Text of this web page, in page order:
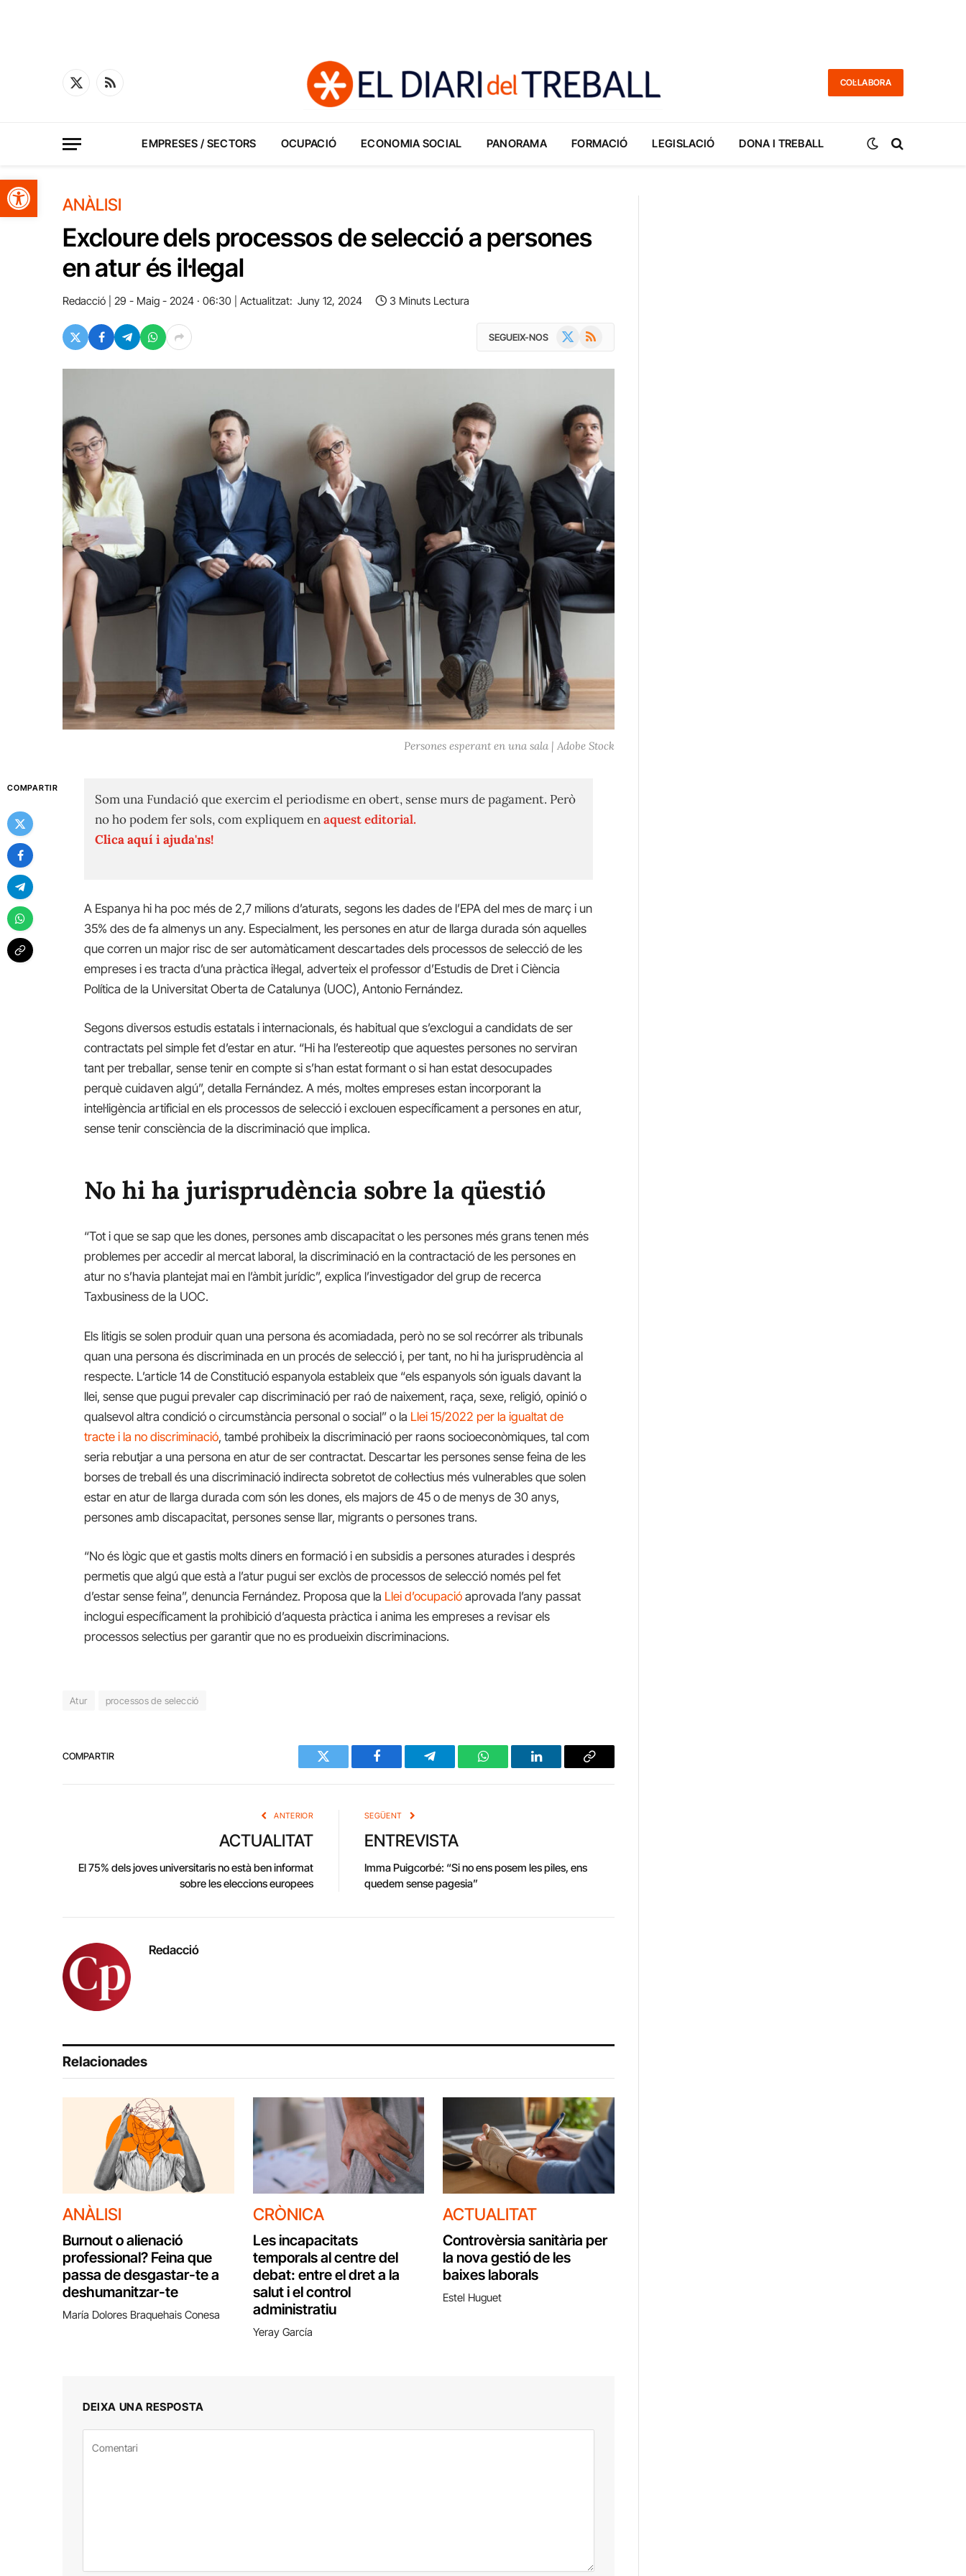
Obre la barra d'eines
X
RSS
COL·LABORA
EMPRESES / SECTORS OCUPACIÓ ECONOMIA SOCIAL PANORAMA FORMACIÓ LEGISLACIÓ DONA I TREBALL
ANÀLISI
Excloure dels processos de selecció a persones
en atur és il·legal
Redacció 29 - Maig - 2024 · 06:30 Actualitzat: Juny 12, 2024 3 Minuts Lectura
SEGUEIX-NOS RSS
Persones esperant en una sala | Adobe Stock
COMPARTIR
Som una Fundació que exercim el periodisme en obert, sense murs de pagament. Però
no ho podem fer sols, com expliquem enaquest editorial.
Clica aquí i ajuda'ns!
A Espanya hi ha poc més de 2,7 milions d’aturats, segons les dades de l’EPA del mes de març i un
35% des de fa almenys un any. Especialment, les persones en atur de llarga durada són aquelles
que corren un major risc de ser automàticament descartades dels processos de selecció de les
empreses i es tracta d’una pràctica il·legal, adverteix el professor d’Estudis de Dret i Ciència
Política de la Universitat Oberta de Catalunya (UOC), Antonio Fernández.
Segons diversos estudis estatals i internacionals, és habitual que s’exclogui a candidats de ser
contractats pel simple fet d’estar en atur. “Hi ha l’estereotip que aquestes persones no serviran
tant per treballar, sense tenir en compte si s’han estat formant o si han estat desocupades
perquè cuidaven algú”, detalla Fernández. A més, moltes empreses estan incorporant la
intel·ligència artificial en els processos de selecció i exclouen específicament a persones en atur,
sense tenir consciència de la discriminació que implica.
No hi ha jurisprudència sobre la qüestió
“Tot i que se sap que les dones, persones amb discapacitat o les persones més grans tenen més
problemes per accedir al mercat laboral, la discriminació en la contractació de les persones en
atur no s’havia plantejat mai en l’àmbit jurídic”, explica l’investigador del grup de recerca
Taxbusiness de la UOC.
Els litigis se solen produir quan una persona és acomiadada, però no se sol recórrer als tribunals
quan una persona és discriminada en un procés de selecció i, per tant, no hi ha jurisprudència al
respecte. L’article 14 de Constitució espanyola estableix que “els espanyols són iguals davant la
llei, sense que pugui prevaler cap discriminació per raó de naixement, raça, sexe, religió, opinió o
qualsevol altra condició o circumstància personal o social” o la Llei 15/2022 per la igualtat de
tracte i la no discriminació, també prohibeix la discriminació per raons socioeconòmiques, tal com
seria rebutjar a una persona en atur de ser contractat. Descartar les persones sense feina de les
borses de treball és una discriminació indirecta sobretot de col·lectius més vulnerables que solen
estar en atur de llarga durada com són les dones, els majors de 45 o de menys de 30 anys,
persones amb discapacitat, persones sense llar, migrants o persones trans.
“No és lògic que et gastis molts diners en formació i en subsidis a persones aturades i després
permetis que algú que està a l’atur pugui ser exclòs de processos de selecció només pel fet
d’estar sense feina”, denuncia Fernández. Proposa que la Llei d’ocupació aprovada l’any passat
inclogui específicament la prohibició d’aquesta pràctica i anima les empreses a revisar els
processos selectius per garantir que no es produeixin discriminacions.
Atur processos de selecció
COMPARTIR
Twitter Facebook Telegram WhatsAppLinkedIn Copy
ANTERIOR
ACTUALITAT
El 75% dels joves universitaris no està ben informat
sobre les eleccions europees
SEGÜENT
ENTREVISTA
Imma Puigcorbé: “Si no ens posem les piles, ens
quedem sense pagesia”
Redacció
Relacionades
ANÀLISI
Burnout o alienació
professional? Feina que
passa de desgastar-te a
deshumanitzar-te
María Dolores Braquehais Conesa
CRÒNICA
Les incapacitats
temporals al centre del
debat: entre el dret a la
salut i el control
administratiu
Yeray García
ACTUALITAT
Controvèrsia sanitària per
la nova gestió de les
baixes laborals
Estel Huguet
DEIXA UNA RESPOSTA